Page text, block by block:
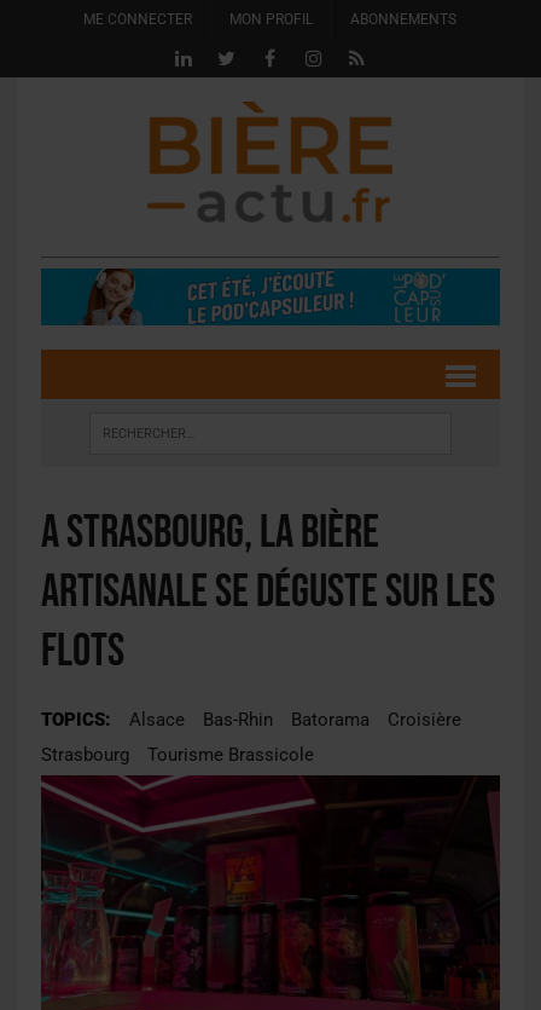
ME CONNECTER MON PROFIL ABONNEMENTS
A Strasbourg, la bière
artisanale se déguste sur les
flots
TOPICS: Alsace Bas-Rhin Batorama
Croisière
Strasbourg
Tourisme Brassicole